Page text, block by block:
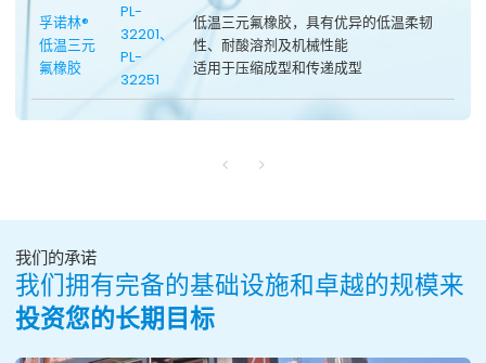
孚诺林®
低温三元
氟橡胶
PL-
32201、
PL-
32251
低温三元氟橡胶，具有优异的低温柔韧
性、耐酸溶剂及机械性能
适用于压缩成型和传递成型
我们的承诺
我们拥有完备的基础设施和卓越的规模来
投资您的长期目标